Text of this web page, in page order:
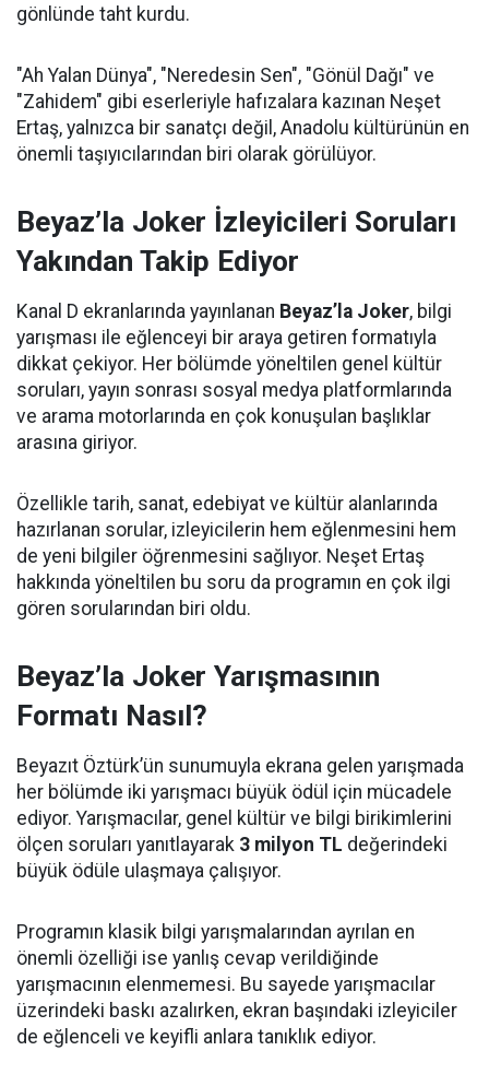
gönlünde taht kurdu.
"Ah Yalan Dünya", "Neredesin Sen", "Gönül Dağı" ve
"Zahidem" gibi eserleriyle hafızalara kazınan Neşet
Ertaş, yalnızca bir sanatçı değil, Anadolu kültürünün en
önemli taşıyıcılarından biri olarak görülüyor.
Beyaz’la Joker İzleyicileri Soruları
Yakından Takip Ediyor
Kanal D ekranlarında yayınlanan Beyaz’la Joker, bilgi
yarışması ile eğlenceyi bir araya getiren formatıyla
dikkat çekiyor. Her bölümde yöneltilen genel kültür
soruları, yayın sonrası sosyal medya platformlarında
ve arama motorlarında en çok konuşulan başlıklar
arasına giriyor.
Özellikle tarih, sanat, edebiyat ve kültür alanlarında
hazırlanan sorular, izleyicilerin hem eğlenmesini hem
de yeni bilgiler öğrenmesini sağlıyor. Neşet Ertaş
hakkında yöneltilen bu soru da programın en çok ilgi
gören sorularından biri oldu.
Beyaz’la Joker Yarışmasının
Formatı Nasıl?
Beyazıt Öztürk’ün sunumuyla ekrana gelen yarışmada
her bölümde iki yarışmacı büyük ödül için mücadele
ediyor. Yarışmacılar, genel kültür ve bilgi birikimlerini
ölçen soruları yanıtlayarak 3 milyon TL değerindeki
büyük ödüle ulaşmaya çalışıyor.
Programın klasik bilgi yarışmalarından ayrılan en
önemli özelliği ise yanlış cevap verildiğinde
yarışmacının elenmemesi. Bu sayede yarışmacılar
üzerindeki baskı azalırken, ekran başındaki izleyiciler
de eğlenceli ve keyifli anlara tanıklık ediyor.